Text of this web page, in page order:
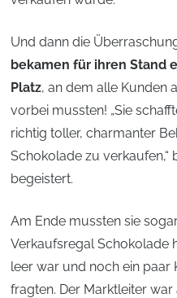
Und dann die
bekamen für ihren Stand
Platz, an dem alle Kunden
vorbei mussten! „Sie
richtig toller, charmanter
Schokolade zu verkaufen,“
begeistert.
Am Ende mussten sie
Verkaufsregal Schokolade
leer war und noch ein paar
fragten. Der Marktleiter